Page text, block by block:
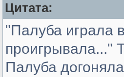
Цитата:
"Палуба играла
проигрывала..."
Палуба